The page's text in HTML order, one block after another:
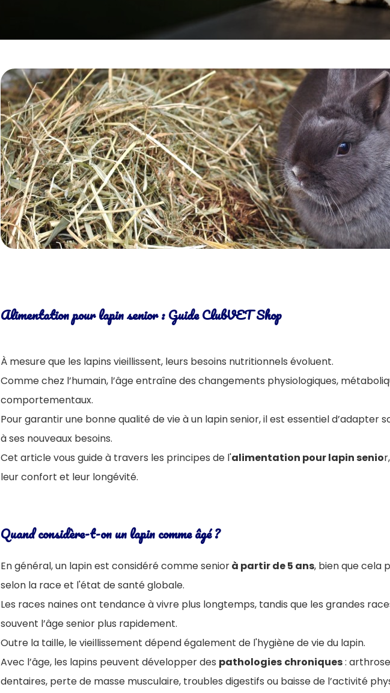
Alimentation pour lapin senior : Guide ClubVET Shop
À mesure que les lapins vieillissent, leurs besoins nutritionnels évoluent.
Comme chez l’humain, l’âge entraîne des changements physiologiques,
comportementaux.
Pour garantir une bonne qualité de vie à un lapin senior, il est essentiel d’adapter
à ses nouveaux besoins.
Cet article vous guide à travers les principes de l'alimentation pour lapin senio
leur confort et leur longévité.
Quand considère-t-on un lapin comme âgé ?
En général, un lapin est considéré comme seniorà partir de 5 ans, bien que cela
selon la race et l'état de santé globale.
Les races naines ont tendance à vivre plus longtemps, tandis que les grandes
souvent l’âge senior plus rapidement.
Outre la taille, le vieillissement dépend également de l'hygiène de vie du lapin.
Avec l’âge, les lapins peuvent développer des pathologies chroniques:
dentaires, perte de masse musculaire, troubles digestifs ou baisse de l’activité